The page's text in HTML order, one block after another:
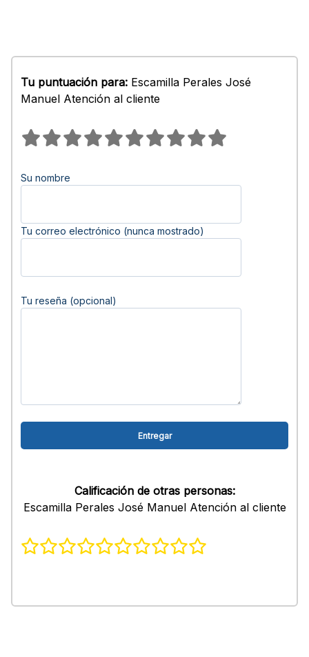
Tu puntuación para: Escamilla Perales José
Manuel Atención al cliente
Su nombre
Tu correo electrónico (nunca mostrado)
Tu reseña (opcional)
Calificación de otras personas:
Escamilla Perales José Manuel Atención al cliente